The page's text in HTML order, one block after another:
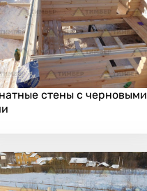
стены с черновыми